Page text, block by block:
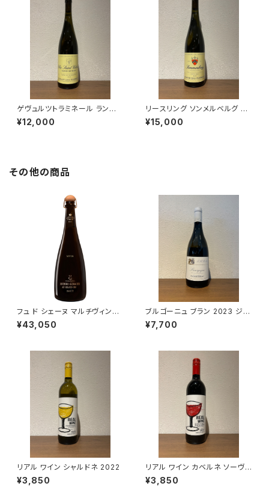
ゲヴュルツトラミネール ランゲ
ン・ド・タン クロ・サンテュルバン
グラン・クリュ 2019 750ml ツ
¥12,000
リースリング ソンメルベルグ グ
ラン・クリュ 2022 750ml ツィ
ント・フンブレヒト
¥15,000
その他の商品
フュ ド シェーヌ マルチヴィンテ
ージ 箱なし 750ml アンリ ジ
ロー シャンパーニュ フランス 正
¥43,050
ブルゴーニュ ブラン 2023 ジャ
ン・マルク・ボワイヨ 白ワイン 7
50ml
¥7,700
リアル ワイン シャルドネ 2022
¥3,850
リアル ワイン カベルネ ソーヴィ
ニヨン 2021
¥3,850